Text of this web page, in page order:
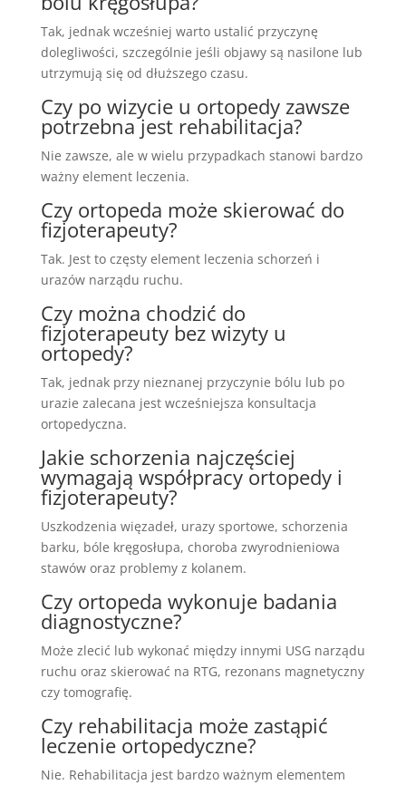
Tak, jednak wcześniej warto ustalić przyczynę
dolegliwości, szczególnie jeśli objawy są nasilone lub
utrzymują się od dłuższego czasu.
Czy po wizycie u ortopedy zawsze
potrzebna jest rehabilitacja?
Nie zawsze, ale w wielu przypadkach stanowi bardzo
ważny element leczenia.
Czy ortopeda może skierować do
fizjoterapeuty?
Tak. Jest to częsty element leczenia schorzeń i
urazów narządu ruchu.
Czy można chodzić do
fizjoterapeuty bez wizyty u
ortopedy?
Tak, jednak przy nieznanej przyczynie bólu lub po
urazie zalecana jest wcześniejsza konsultacja
ortopedyczna.
Jakie schorzenia najczęściej
wymagają współpracy ortopedy i
fizjoterapeuty?
Uszkodzenia więzadeł, urazy sportowe, schorzenia
barku, bóle kręgosłupa, choroba zwyrodnieniowa
stawów oraz problemy z kolanem.
Czy ortopeda wykonuje badania
diagnostyczne?
Może zlecić lub wykonać między innymi USG narządu
ruchu oraz skierować na RTG, rezonans magnetyczny
czy tomografię.
Czy rehabilitacja może zastąpić
leczenie ortopedyczne?
Nie. Rehabilitacja jest bardzo ważnym elementem